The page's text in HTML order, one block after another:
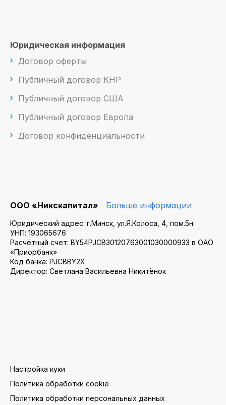
Юридическая информация
Договор оферты
Публичный договор КНР
Публичный договор США
Публичный договор Европа
Договор конфиденциальности
ООО «Никскапитал» Больше информации
Юридический адрес: г.Минск, ул.Я.Колоса, 4, пом.5н
УНП: 193065676
Расчётный счет: BY54PJCB30120763001030000933 в ОАО
«Приорбанк»
Код банка: PJCBBY2X
Директор: Светлана Васильевна Никитёнок
Настройка куки
Политика обработки cookie
Политика обработки персональных данных